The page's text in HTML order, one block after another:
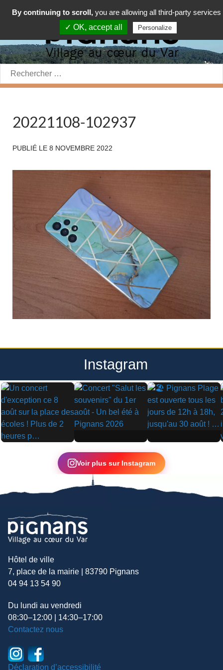
Rechercher:
20221108-102937
PUBLIÉ LE 8 NOVEMBRE 2022
Instagram
▶
▶ ▶
Voir plus sur Instagram
Hôtel de ville
7, place de la mairie | 83790 Pignans
04 94 13 54 90
Du lundi au vendredi
08:30–12:00 | 14:30–17:00
Contactez nous
Déclaration d’accessibilité
By continuing to scroll, you are allowing all third-party services
✓ OK, accept all
Personalize